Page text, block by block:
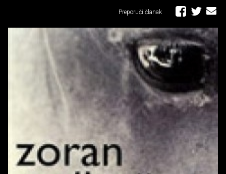
Preporuči članak